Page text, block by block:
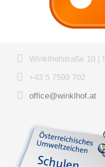
Winklhofstraße 10 |
+43 5 7599 702
office@winklhof.at